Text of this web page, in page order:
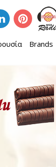
Brands